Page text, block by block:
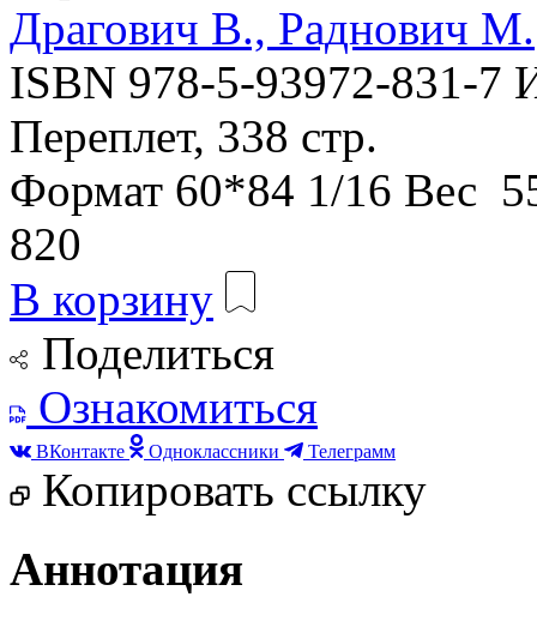
Драгович В., Раднович М.
ISBN 978-5-93972-831-7
Переплет, 338 стр.
Формат 60*84 1/16 Вес
820
В корзину
Поделиться
Ознакомиться
ВКонтакте Одноклассники Телеграмм
Копировать ссылку
Аннотация